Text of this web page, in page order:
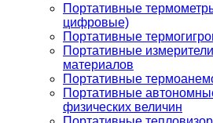
Портативные
цифровые)
Портативные
Портативные
материалов
Портативные
Портативные
физических величин